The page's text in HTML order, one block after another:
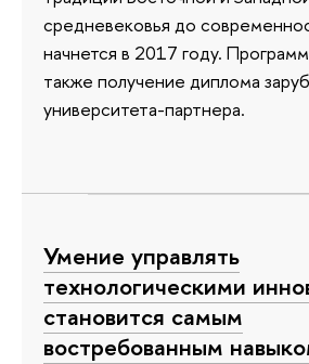
средневековья до
начнется в 2017 году.
также получение диплома
университета-партнера.
Умение управлять
технологическими
становится самым
востребованным